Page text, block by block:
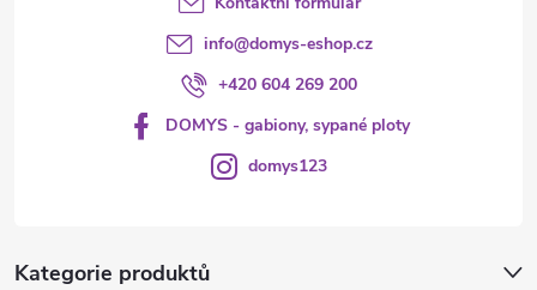
Kategorie produktů
info@domys-eshop.cz
+420 604 269 200
DOMYS - gabiony, sypané ploty
domys123